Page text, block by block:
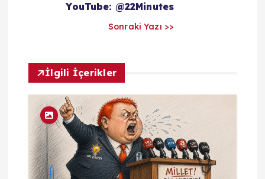
r
m
YouTube: @22Minutes
Sonraki Yazı >>
İlgili İçerikler